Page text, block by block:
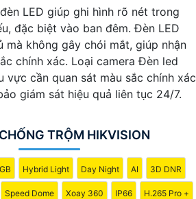
pháp an ninh hiệu quả, đáng tin
được biết đến là một trong những
giới về giải pháp an ninh video.
nghệ tiên tiến, camera Hikvision
lượng hình ảnh sắc nét mà còn
việc lắp đặt camera Hikvision giá
dự án của mình, chúng tôi luôn
cho quý vị.
LED giúp ghi hình rõ nét trong
đặc biệt vào ban đêm. Đèn LED
mà không gây chói mắt, giúp nhận
chính xác. Loại camera Đèn led
vực cần quan sát màu sắc chính xác
giám sát hiệu quả liên tục 24/7.
TRỘM HIKVISION
Hybrid Light Day Night AI 3D DNR
Speed Dome Xoay 360 IP66 H.265 Pro +